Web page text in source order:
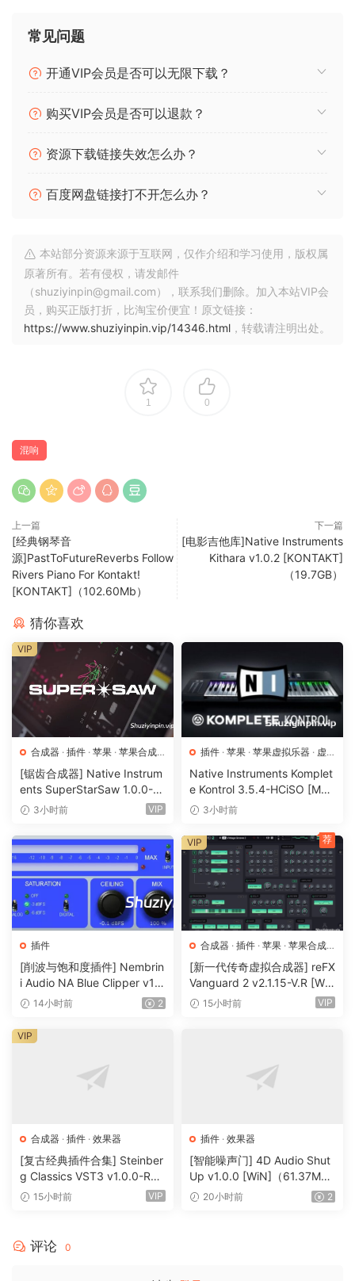
环绕声最高可达 9.1.6
从单声道信号创建多通道 3D 空间
新的库浏览器停靠选项，可实现更快的单窗口工作流程
初始预设选择可在插件启动时自动加载
单独的前/侧/后混响自定义
两种不同的环绕可视化模式（扬声器输出、感知方向）
具有自动增益补偿的新扩展参数可控制通道之间的混响交叉馈
女巫说，
* 无需安装 iLok 驱动程序即可运行。
* 我们的版本比合法版本加载速度更快，占用的
Chameleon Surround is the Atmos reverb you’ve always
wanted. Now with the introduction of Chameleon
stereo reverb into immersive, multi-dimensional sound.
technology of Chameleon and enhances it with powerful
more complex audio environments such as Atmos movies,
TV shows, and immersive gaming. Now it includes a ton of
new presets and a gorgeous preset browser, with an
amazing selection of room reverbs right out of the box,
Chameleon Surround: Immersive Soundscapes Captured
Chameleon Surround takes the capabilities of its
predecessor to a whole new dimension. While still offering
the same powerful reverb analysis and matching, the
Surround version introduces immersive 3D reverb effects,
designed specifically for multi-channel audio setups. This
makes it ideal for those working in modern audio formats,
such as film, TV, and gaming, where for many surround
sound is now the standard.
The plugin doesn’t just match reverb; it allows you to
create virtual 3D rooms, giving complete control over how
the sound interacts within the environment. Whether
you’re working with a 5.1, 7.1, or even more complex setups
like 9.1.6, Chameleon Surround offers pinpoint control,
ensuring that the reverb fits naturally into any surround
space.
New Features In Chameleon Surround At A Glance
Surround capable up to 9.1.6
Create multi-channel 3D spaces from mono signal
Possibility to add images to profiles for easy find and recall
80 surround presets
Initial preset selection possible to auto-load at plugin
start-up
Individual front/side/rear reverb customization
output, perceived direction)
常见问题
开通VIP会员是否可以无限下载？
购买VIP会员是否可以退款？
资源下载链接失效怎么办？
百度网盘链接打不开怎么办？
本站部分资源来源于互联网，仅作介绍和学习使用，版权属
原著所有。若有侵权，请发邮件
（shuziyinpin@gmail.com），联系我们删除。加入本站VIP会
员，购买正版打折，比淘宝价便宜！原文链接：
https://www.shuziyinpin.vip/14346.html ，转载请注明出处。
1 0
混响
上一篇
[经典钢琴音
源]PastToFutureReverbs Follow
Rivers Piano For Kontakt!
[KONTAKT]（102.60Mb）
下一篇
[电影吉他库]Native Instruments
Kithara v1.0.2 [KONTAKT]
（19.7GB）
猜你喜欢
合成器 · 插件 · 苹果 · 苹果合成
器
[锯齿合成器] Native Instrum
ents SuperStarSaw 1.0.0-H
CiSO [MacOSX]（182.43M
3小时前 VIP
VIP
插件 · 苹果 · 苹果虚拟乐器 · 虚
拟乐器
Native Instruments Komplet
e Kontrol 3.5.4-HCiSO [Mac
OSX]（ 823.17MB）
3小时前
插件
[削波与饱和度插件] Nembrin
i Audio NA Blue Clipper v1.
0.1 Incl Keygen-R2R [WiN]
14小时前 2
合成器 · 插件 · 苹果 · 苹果合成
器
[新一代传奇虚拟合成器] reFX
Vanguard 2 v2.1.15-V.R [Wi
N, MacOSX]（184MB+240
15小时前 VIP
VIP 荐
合成器 · 插件 · 效果器
[复古经典插件合集] Steinber
g Classics VST3 v1.0.0-R2R
[WiN]（27.9MB）
15小时前 VIP
VIP
插件 · 效果器
[智能噪声门] 4D Audio Shut
Up v1.0.0 [WiN]（61.37M
B）20小时前 2
评论 0